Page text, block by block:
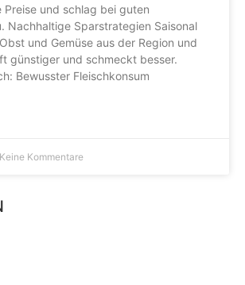
Preise und schlag bei guten
Nachhaltige Sparstrategien Saisonal
und Gemüse aus der Region und
günstiger und schmeckt besser.
Bewusster Fleischkonsum
Keine Kommentare